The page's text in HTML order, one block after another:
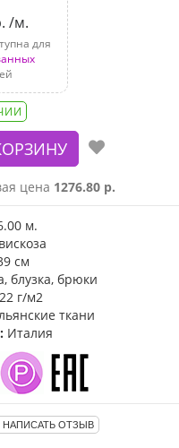
/м.
для
цена 1276.80 р.
м.
см
блузка, брюки
г/м2
ткани
Италия
НАПИСАТЬ ОТЗЫВ